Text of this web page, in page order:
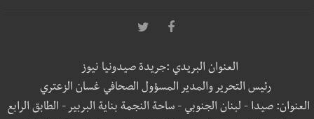
العنوان البريدي :جريدة صيدونيا نيوز
رئيس التحرير والمدير المسؤول الصحافي غسان الزعتري
العنوان: صيدا - لبنان الجنوبي - ساحة النجمة بناية البربير - الطابق الرابع